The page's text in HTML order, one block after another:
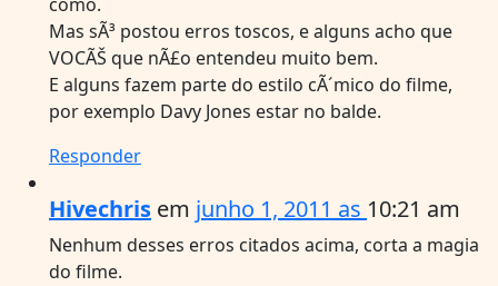
Mas sÃ³ postou erros toscos, e alguns acho que
VOCÃŠ que nÃ£o entendeu muito bem.
E alguns fazem parte do estilo cÃ´mico do filme,
por exemplo Davy Jones estar no balde.
Responder
Hivechris em junho 1, 2011 as 10:21 am
Nenhum desses erros citados acima, corta a magia
do filme.